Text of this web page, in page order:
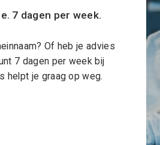
7 dagen per week.
Of heb je advies
7 dagen per week bij
helpt je graag op weg.